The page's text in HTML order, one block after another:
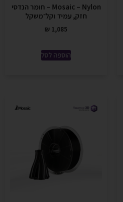
Mosaic – Nylon – חומר הנדסי
חזק, עמיד וקל־משקל
₪ 1,085
הוספה לסל